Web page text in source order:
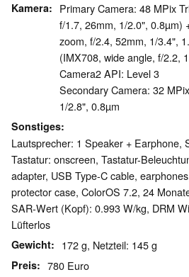
Kamera
Primary Camera: 48 MPix
f/1.7, 26mm, 1/2.0", 0.8µm)
zoom, f/2.4, 52mm, 1/3.4",
(IMX708, wide angle, f/2.2,
Camera2 API: Level 3
Secondary Camera: 32
1/2.8", 0.8µm
Sonstiges
Lautsprecher: 1 Speaker + Earphone,
Tastatur: onscreen, Tastatur-
adapter, USB Type-C cable,
protector case, ColorOS 7.2, 24
SAR-Wert (Kopf): 0.993 W/kg, DRM
Lüfterlos
Gewicht 172 g, Netzteil: 145 g
Preis 780 Euro